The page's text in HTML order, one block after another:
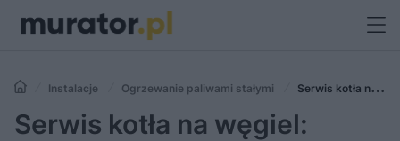
Instalacje Ogrzewanie paliwami stałymi
Serwis kotła na
węgiel: czyszczenie i przegląd pieca
Serwis kotła na węgiel: